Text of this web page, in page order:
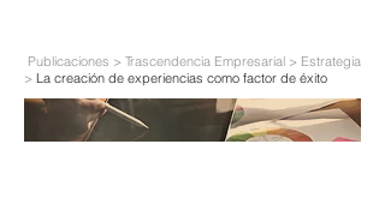
Publicaciones > Trascendencia Empresarial > Estrategia
> La creación de experiencias como factor de éxito